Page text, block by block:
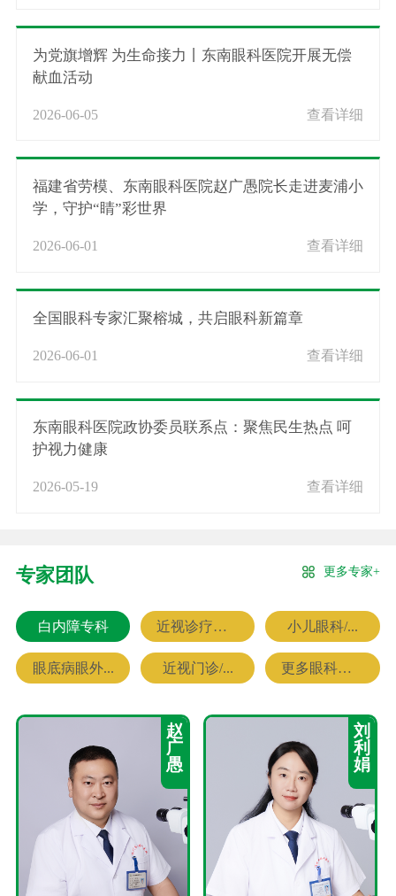
为党旗增辉 为生命接力丨东南眼科医院开展无偿
献血活动
2026-06-05 查看详细
福建省劳模、东南眼科医院赵广愚院长走进麦浦小
学，守护“睛”彩世界
2026-06-01 查看详细
全国眼科专家汇聚榕城，共启眼科新篇章
2026-06-01 查看详细
东南眼科医院政协委员联系点：聚焦民生热点 呵
护视力健康
2026-05-19 查看详细
专家团队 更多专家+
白内障专科 近视诊疗专科 小儿眼科/...
眼底病眼外... 近视门诊/... 更多眼科专家
赵
广
愚
刘
利
娟